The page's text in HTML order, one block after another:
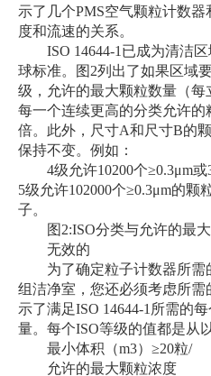
示了几个PMS空气颗粒计数
度和流速的关系。
ISO 14644-1已成为清洁区
球标准。图2列出了如果区域
级，允许的最大颗粒数量（每
每一个连续更高的分类允许
倍。此外，尺寸A和尺寸B的
保持不变。例如：
4级允许10200个≥0.3μm或
5级允许102000个≥0.3μm的颗
子。
图2:ISO分类与允许的最大
无效的
为了确定粒子计数器所需
组洁净室，您还必须考虑所需
示了满足ISO 14644-1所需的
量。每个ISO等级的值都是从
最小体积（m3）≥20粒/
允许的最大颗粒浓度